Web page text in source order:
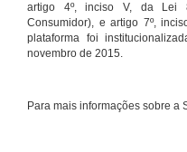
artigo 4º, inciso V, da Lei
Consumidor), e artigo 7º,
plataforma foi
novembro de 2015.
Para mais informações sobre a